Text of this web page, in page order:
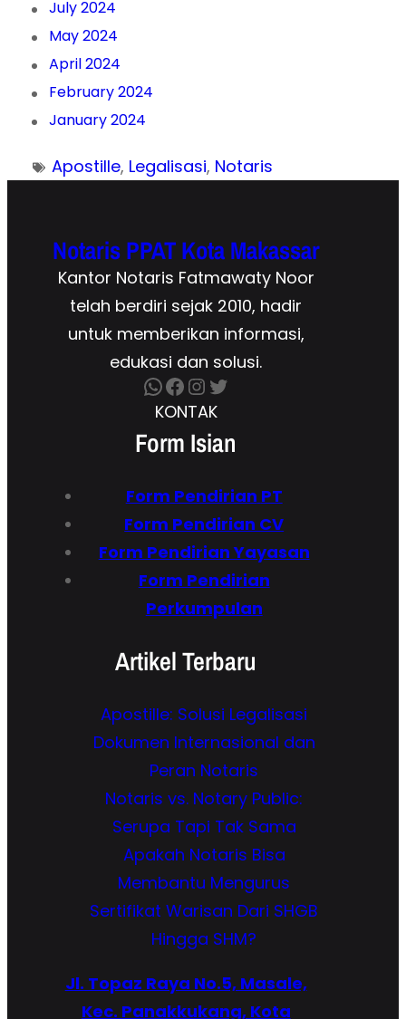
July 2024
May 2024
April 2024
February 2024
January 2024
Apostille, Legalisasi, Notaris
Notaris PPAT Kota Makassar
Kantor Notaris Fatmawaty Noor
telah berdiri sejak 2010, hadir
untuk memberikan informasi,
edukasi dan solusi.
WhatsApp Facebook InstagramTwitter
KONTAK
Form Isian
Form Pendirian PT
Form Pendirian CV
Form Pendirian Yayasan
Form Pendirian
Perkumpulan
Artikel Terbaru
Apostille: Solusi Legalisasi
Dokumen Internasional dan
Peran Notaris
Notaris vs. Notary Public:
Serupa Tapi Tak Sama
Apakah Notaris Bisa
Membantu Mengurus
Sertifikat Warisan Dari SHGB
Hingga SHM?
Jl. Topaz Raya No.5, Masale,
Kec. Panakkukang, Kota